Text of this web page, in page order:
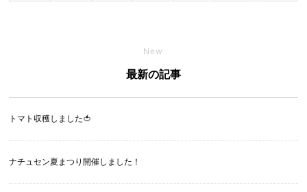
New
最新の記事
トマト収穫しました🍅
ナチュセン夏まつり開催しました！